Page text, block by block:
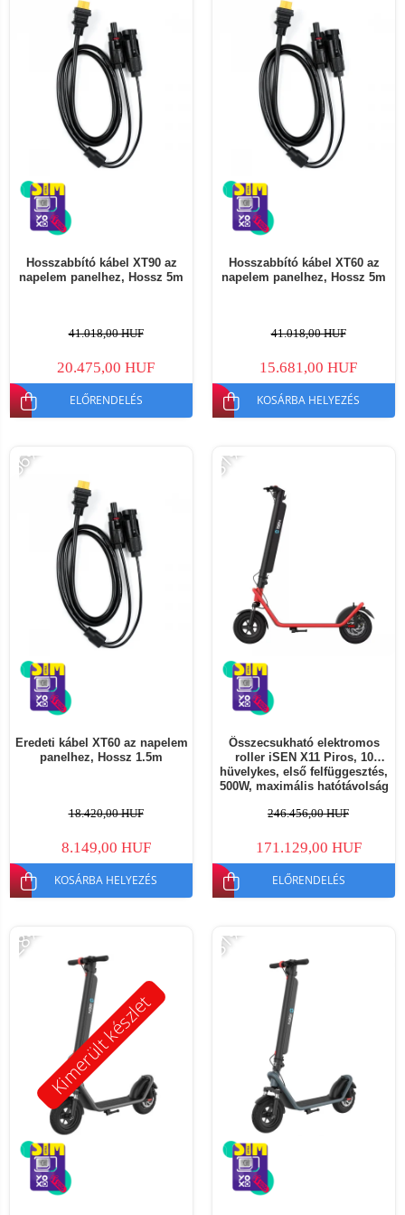
Hosszabbító kábel XT90 az
napelem panelhez, Hossz 5m
41.018,00 HUF
20.475,00 HUF
ELŐRENDELÉS
Hosszabbító kábel XT60 az
napelem panelhez, Hossz 5m
41.018,00 HUF
15.681,00 HUF
KOSÁRBA HELYEZÉS
-56%
Eredeti kábel XT60 az napelem
panelhez, Hossz 1.5m
18.420,00 HUF
8.149,00 HUF
KOSÁRBA HELYEZÉS
-31%
Összecsukható elektromos
roller iSEN X11 Piros, 10
hüvelykes, első felfüggesztés,
500W, maximális hatótávolság
35km/h, levehető akkumulátor
246.456,00 HUF
171.129,00 HUF
ELŐRENDELÉS
Kimerült készlet
-28% -31%